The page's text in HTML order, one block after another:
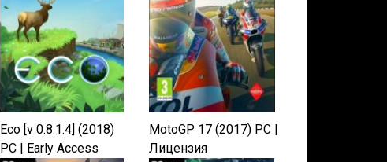
Eco [v 0.8.1.4] (2018)
PC | Early Access
MotoGP 17 (2017) PC |
Лицензия